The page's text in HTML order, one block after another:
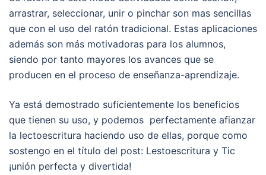
arrastrar, seleccionar, unir o pinchar son mas sencillas
que con el uso del ratón tradicional. Estas aplicaciones
además son más motivadoras para los alumnos,
siendo por tanto mayores los avances que se
producen en el proceso de enseñanza-aprendizaje.
Ya está demostrado suficientemente los beneficios
que tienen su uso, y podemos perfectamente afianzar
la lectoescritura haciendo uso de ellas, porque como
sostengo en el título del post: Lestoescritura y Tic
¡unión perfecta y divertida!